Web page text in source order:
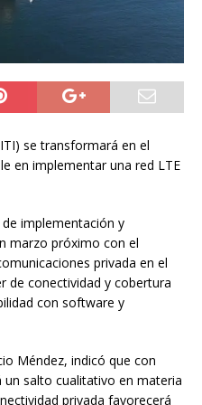
se transformará en el
en implementar una red LTE
implementación y
marzo próximo con el
privada en el
de conectividad y cobertura
con software y
Méndez, indicó que con
salto cualitativo en materia
privada favorecerá